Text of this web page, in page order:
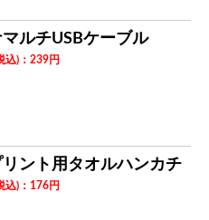
ルチUSBケーブル
込) ： 239円
ント用タオルハンカチ
込) ： 176円